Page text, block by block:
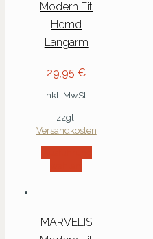
Modern Fit
Hemd
Langarm
29,95€
inkl. MwSt.
zzgl.
Versandkosten
MARVELIS